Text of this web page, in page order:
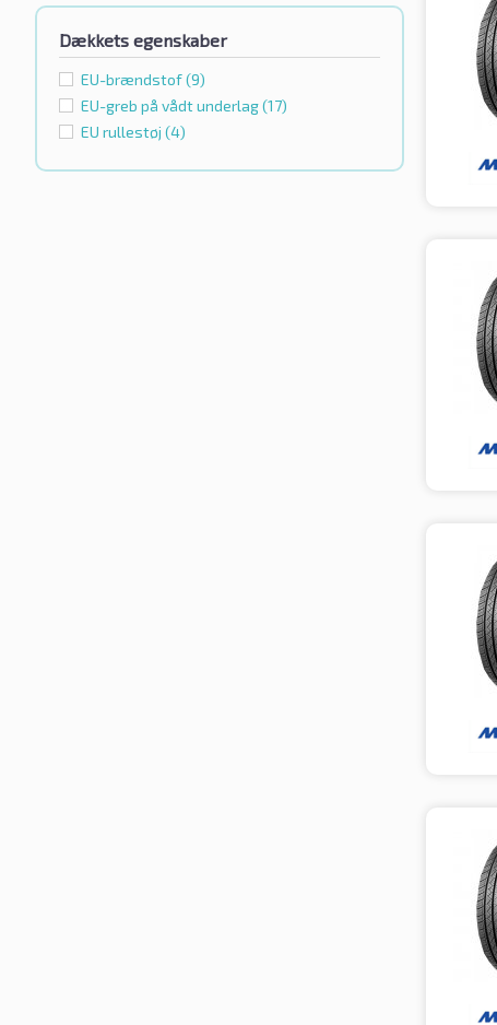
Dækkets egenskaber
EU-brændstof(9)
EU-greb på vådt underlag(17)
EU rullestøj (4)